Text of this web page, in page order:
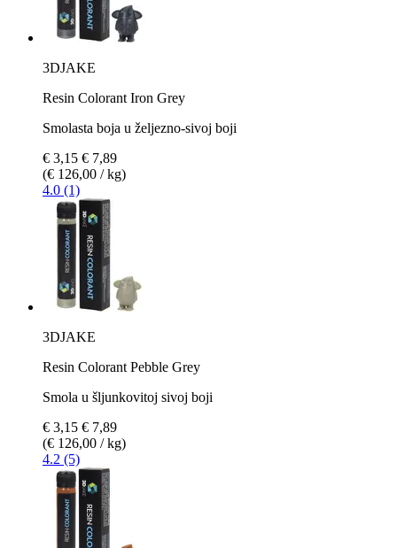
3DJAKE
Resin Colorant Iron Grey
Smolasta boja u željezno-sivoj boji
€ 3,15 € 7,89
(€ 126,00 / kg)
4.0 (1)
3DJAKE
Resin Colorant Pebble Grey
Smola u šljunkovitoj sivoj boji
€ 3,15 € 7,89
(€ 126,00 / kg)
4.2 (5)